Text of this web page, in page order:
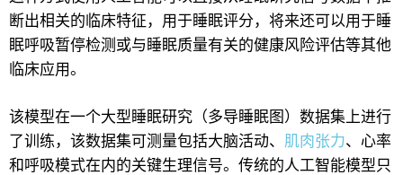
断出相关的临床特征，用于睡眠评分，将来还可以用于睡
眠呼吸暂停检测或与睡眠质量有关的健康风险评估等其他
临床应用。
该模型在一个大型睡眠研究（多导睡眠图）数据集上进行
了训练，该数据集可测量包括大脑活动、 肌肉张力、心率
和呼吸模式在内的关键生理信号。传统的人工智能模型只